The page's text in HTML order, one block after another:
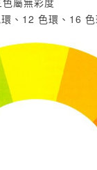
、12 色環、16